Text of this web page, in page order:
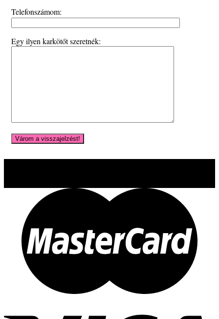
Telefonszámom:
Egy ilyen karkötőt szeretnék: